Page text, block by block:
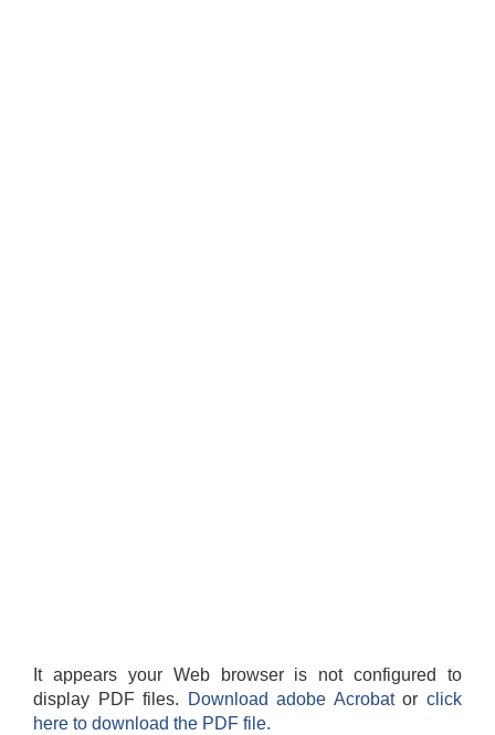
It appears your Web browser is not configured to
display PDF files.
Download adobe Acrobatorclick
here to download the PDF file.